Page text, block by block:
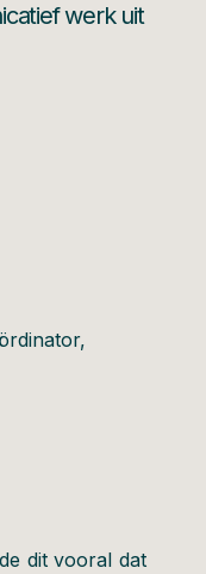
werk uit
dit vooral dat